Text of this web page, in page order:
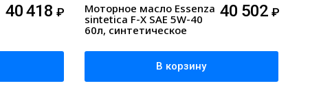
40 418₽
Моторное масло Essenza
sintetica F-X SAE 5W-40
60л, синтетическое
40 502 ₽
В корзину